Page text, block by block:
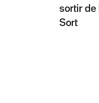
sortir de
Sort